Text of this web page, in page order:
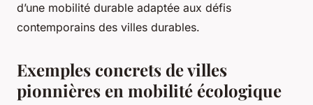
d’une mobilité durable adaptée aux défis
contemporains des villes durables.
Exemples concrets de villes
pionnières en mobilité écologique